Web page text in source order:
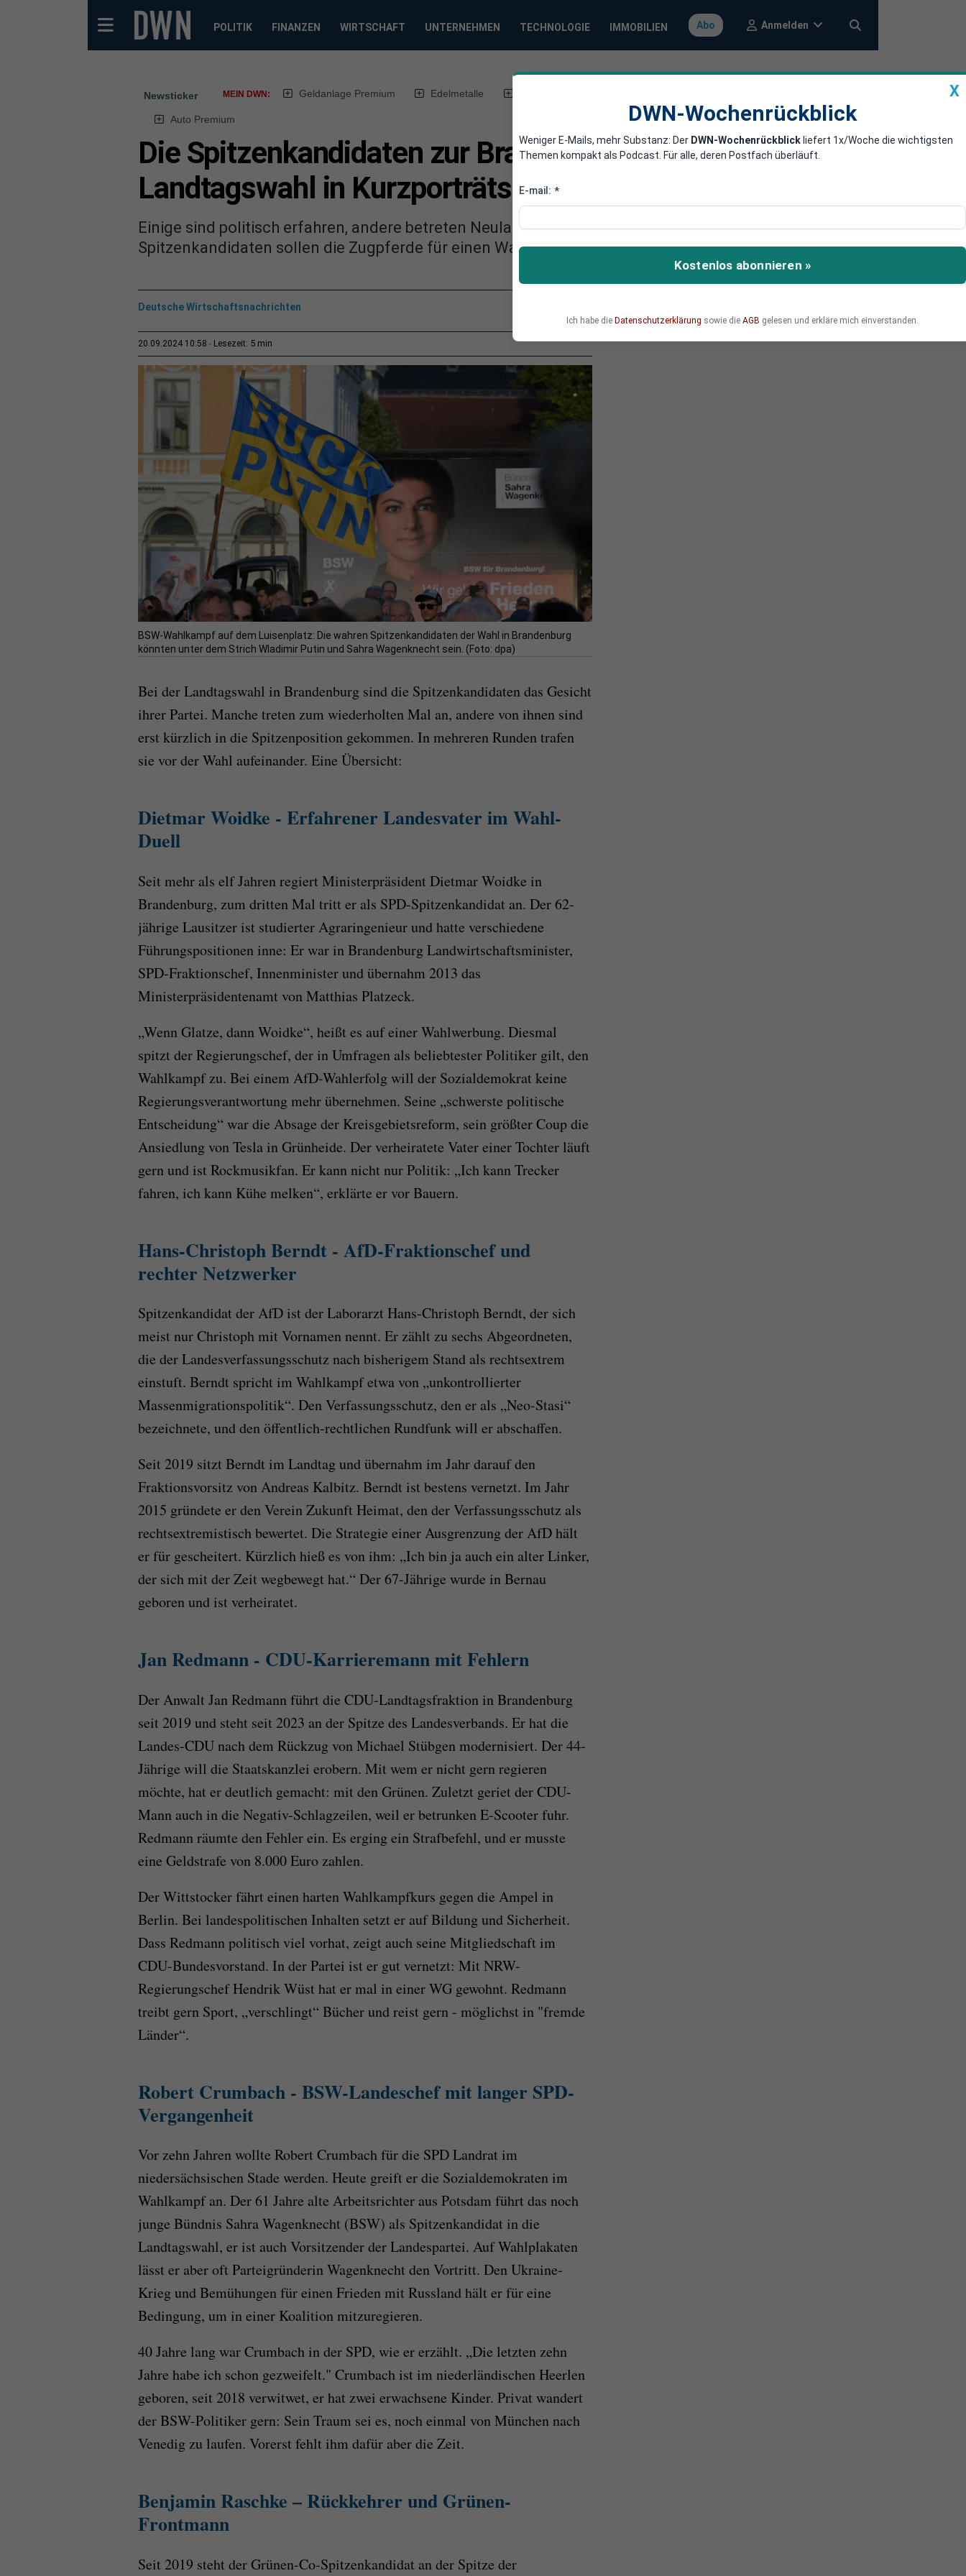
POLITIK FINANZEN WIRTSCHAFT UNTERNEHMEN TECHNOLOGIE IMMOBILIEN Abo Anmelden
Newsticker MEIN DWN: Geldanlage Premium Edelmetalle
Auto Premium
Die Spitzenkandidaten zur Brandenburger
Landtagswahl in Kurzporträts
Einige sind politisch erfahren, andere betreten Neuland: Die brandenburgischen
Spitzenkandidaten sollen die Zugpferde für einen Wahlerfolg ihrer Partei sein.
Deutsche Wirtschaftsnachrichten
20.09.2024 10:58 Lesezeit: 5 min
BSW-Wahlkampf auf dem Luisenplatz: Die wahren Spitzenkandidaten der Wahl in Brandenburg
könnten unter dem Strich Wladimir Putin und Sahra Wagenknecht sein. (Foto: dpa)
Bei der Landtagswahl in Brandenburg sind die Spitzenkandidaten das Gesicht
ihrer Partei. Manche treten zum wiederholten Mal an, andere von ihnen sind
erst kürzlich in die Spitzenposition gekommen. In mehreren Runden trafen
sie vor der Wahl aufeinander. Eine Übersicht:
Dietmar Woidke - Erfahrener Landesvater im Wahl-
Duell
Seit mehr als elf Jahren regiert Ministerpräsident Dietmar Woidke in
Brandenburg, zum dritten Mal tritt er als SPD-Spitzenkandidat an. Der 62-
jährige Lausitzer ist studierter Agraringenieur und hatte verschiedene
Führungspositionen inne: Er war in Brandenburg Landwirtschaftsminister,
SPD-Fraktionschef, Innenminister und übernahm 2013 das
Ministerpräsidentenamt von Matthias Platzeck.
„Wenn Glatze, dann Woidke“, heißt es auf einer Wahlwerbung. Diesmal
spitzt der Regierungschef, der in Umfragen als beliebtester Politiker gilt, den
Wahlkampf zu. Bei einem AfD-Wahlerfolg will der Sozialdemokrat keine
Regierungsverantwortung mehr übernehmen. Seine „schwerste politische
Entscheidung“ war die Absage der Kreisgebietsreform, sein größter Coup die
Ansiedlung von Tesla in Grünheide. Der verheiratete Vater einer Tochter läuft
gern und ist Rockmusikfan. Er kann nicht nur Politik: „Ich kann Trecker
fahren, ich kann Kühe melken“, erklärte er vor Bauern.
Hans-Christoph Berndt - AfD-Fraktionschef und
rechter Netzwerker
Spitzenkandidat der AfD ist der Laborarzt Hans-Christoph Berndt, der sich
meist nur Christoph mit Vornamen nennt. Er zählt zu sechs Abgeordneten,
die der Landesverfassungsschutz nach bisherigem Stand als rechtsextrem
einstuft. Berndt spricht im Wahlkampf etwa von „unkontrollierter
Massenmigrationspolitik“. Den Verfassungsschutz, den er als „Neo-Stasi“
bezeichnete, und den öffentlich-rechtlichen Rundfunk will er abschaffen.
Seit 2019 sitzt Berndt im Landtag und übernahm im Jahr darauf den
Fraktionsvorsitz von Andreas Kalbitz. Berndt ist bestens vernetzt. Im Jahr
2015 gründete er den Verein Zukunft Heimat, den der Verfassungsschutz als
rechtsextremistisch bewertet. Die Strategie einer Ausgrenzung der AfD hält
er für gescheitert. Kürzlich hieß es von ihm: „Ich bin ja auch ein alter Linker,
der sich mit der Zeit wegbewegt hat.“ Der 67-Jährige wurde in Bernau
geboren und ist verheiratet.
Jan Redmann - CDU-Karrieremann mit Fehlern
Der Anwalt Jan Redmann führt die CDU-Landtagsfraktion in Brandenburg
seit 2019 und steht seit 2023 an der Spitze des Landesverbands. Er hat die
Landes-CDU nach dem Rückzug von Michael Stübgen modernisiert. Der 44-
Jährige will die Staatskanzlei erobern. Mit wem er nicht gern regieren
möchte, hat er deutlich gemacht: mit den Grünen. Zuletzt geriet der CDU-
Mann auch in die Negativ-Schlagzeilen, weil er betrunken E-Scooter fuhr.
Redmann räumte den Fehler ein. Es erging ein Strafbefehl, und er musste
eine Geldstrafe von 8.000 Euro zahlen.
Der Wittstocker fährt einen harten Wahlkampfkurs gegen die Ampel in
Berlin. Bei landespolitischen Inhalten setzt er auf Bildung und Sicherheit.
Dass Redmann politisch viel vorhat, zeigt auch seine Mitgliedschaft im
CDU-Bundesvorstand. In der Partei ist er gut vernetzt: Mit NRW-
Regierungschef Hendrik Wüst hat er mal in einer WG gewohnt. Redmann
treibt gern Sport, „verschlingt“ Bücher und reist gern - möglichst in "fremde
Länder“.
Robert Crumbach - BSW-Landeschef mit langer SPD-
Vergangenheit
Vor zehn Jahren wollte Robert Crumbach für die SPD Landrat im
niedersächsischen Stade werden. Heute greift er die Sozialdemokraten im
Wahlkampf an. Der 61 Jahre alte Arbeitsrichter aus Potsdam führt das noch
junge Bündnis Sahra Wagenknecht (BSW) als Spitzenkandidat in die
Landtagswahl, er ist auch Vorsitzender der Landespartei. Auf Wahlplakaten
lässt er aber oft Parteigründerin Wagenknecht den Vortritt. Den Ukraine-
Krieg und Bemühungen für einen Frieden mit Russland hält er für eine
Bedingung, um in einer Koalition mitzuregieren.
40 Jahre lang war Crumbach in der SPD, wie er erzählt. „Die letzten zehn
Jahre habe ich schon gezweifelt." Crumbach ist im niederländischen Heerlen
geboren, seit 2018 verwitwet, er hat zwei erwachsene Kinder. Privat wandert
der BSW-Politiker gern: Sein Traum sei es, noch einmal von München nach
Venedig zu laufen. Vorerst fehlt ihm dafür aber die Zeit.
Benjamin Raschke – Rückkehrer und Grünen-
Frontmann
Seit 2019 steht der Grünen-Co-Spitzenkandidat an der Spitze der
X
DWN-Wochenrückblick
Weniger E-Mails, mehr Substanz: Der DWN-Wochenrückblick liefert 1x/Woche die wichtigsten
Themen kompakt als Podcast. Für alle, deren Postfach überläuft.
E-mail: *
Kostenlos abonnieren »
Ich habe die Datenschutzerklärung sowie die AGB gelesen und erkläre mich einverstanden.